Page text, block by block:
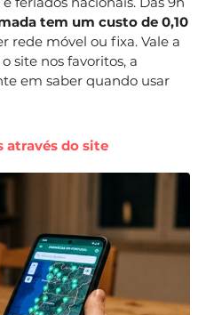
tem um custo de 0,10
rede móvel ou fixa. Vale a
site nos favoritos, a
em saber quando usar
através do site